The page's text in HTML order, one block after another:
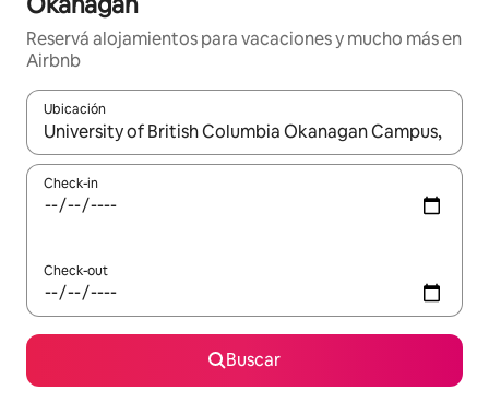
Reservá alojamientos para vacaciones y mucho más en
Airbnb
Ubicación
Cuando los resultados estén disponibles, navegá con las
Check-in
Check-out
Buscar